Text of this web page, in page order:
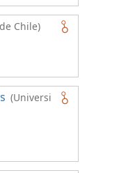
Chile)
(Universi